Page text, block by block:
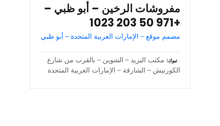
مفروشات الرخين – أبو ظبي –
+971 50 203 1023
مصمم موقع – الإمارات العربية المتحدة – أبو ظبي
تبوك
مكتب البريد – الشوين – بالقرب من شارع
الكورنيش – الشارقة – الإمارات العربية المتحدة